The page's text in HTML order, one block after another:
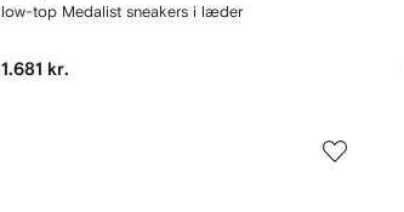
low-top Medalist sneakers i læder
1.681 kr.